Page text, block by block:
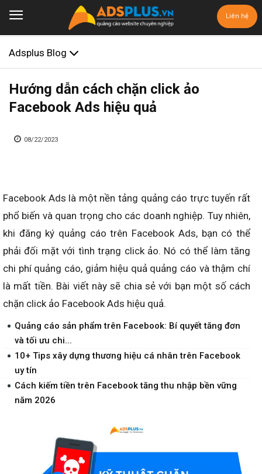
Liên hệ
Adsplus Blog
Hướng dẫn cách chặn click ảo
Facebook Ads hiệu quả
08/22/2023
Facebook Ads là một nền tảng quảng cáo trực tuyến rất
phổ biến và quan trọng cho các doanh nghiệp. Tuy nhiên,
khi đăng ký quảng cáo trên Facebook Ads, bạn có thể
phải đối mặt với tình trạng click ảo. Nó có thể làm tăng
chi phí quảng cáo, giảm hiệu quả quảng cáo và thậm chí
là mất tiền. Bài viết này sẽ chia sẻ với bạn một số cách
chặn click ảo Facebook Ads hiệu quả.
Quảng cáo sản phẩm trên Facebook: Bí quyết tăng đơn
và tối ưu chi...
10+ Tips xây dựng thương hiệu cá nhân trên Facebook
uy tín
Cách kiếm tiền trên Facebook tăng thu nhập bền vững
năm 2026